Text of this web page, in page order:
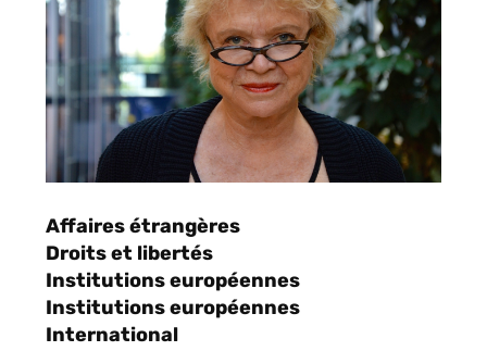
Affaires étrangères
Droits et libertés
Institutions européennes
Institutions européennes
International